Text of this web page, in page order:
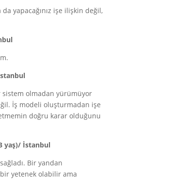
yapacağınız işe ilişkin değil,
sistem olmadan yürümüyor
İş modeli oluşturmadan işe
doğru karar olduğunu
yaş)/ İstanbul
Bir yandan
yetenek olabilir ama